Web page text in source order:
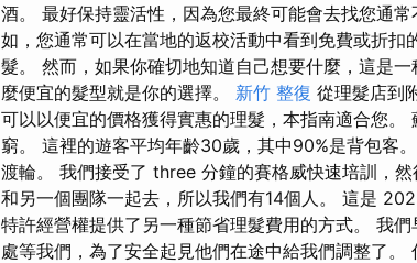
酒。 最好保持靈活性，因為您最終可能會去找您通
如，您通常可以在當地的返校活動中看到免費或折
髮。 然而，如果你確切地知道自己想要什麼，這是
麼便宜的髮型就是你的選擇。 新竹 整復 從理髮店到
可以以便宜的價格獲得實惠的理髮，本指南適合您
窮。 這裡的遊客平均年齡30歲，其中90%是背包客
渡輪。 我們接受了 three 分鐘的賽格威快速培訓，
和另一個團隊一起去，所以我們有14個人。 這是
特許經營權提供了另一種節省理髮費用的方式。 我
處等我們，為了安全起見他們在途中給我們調整了